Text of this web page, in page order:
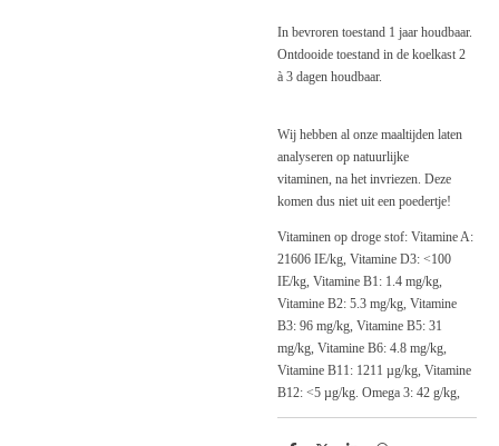
In bevroren toestand 1 jaar houdbaar.
Ontdooide toestand in de koelkast 2
à 3 dagen houdbaar.
Wij hebben al onze maaltijden laten
analyseren op natuurlijke
vitaminen, na het invriezen. Deze
komen dus niet uit een poedertje!
Vitaminen op droge stof: Vitamine A:
21606 IE/kg, Vitamine D3: <100
IE/kg, Vitamine B1: 1.4 mg/kg,
Vitamine B2: 5.3 mg/kg, Vitamine
B3: 96 mg/kg, Vitamine B5: 31
mg/kg, Vitamine B6: 4.8 mg/kg,
Vitamine B11: 1211 µg/kg, Vitamine
B12: <5 µg/kg. Omega 3: 42 g/kg,